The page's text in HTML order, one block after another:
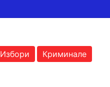
Избори
Криминале